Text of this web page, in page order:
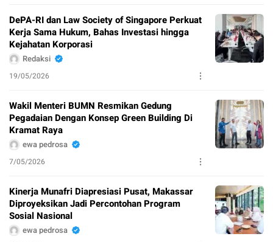
DePA-RI dan Law Society of Singapore Perkuat
Kerja Sama Hukum, Bahas Investasi hingga
Kejahatan Korporasi
Redaksi
19/05/2026
Wakil Menteri BUMN Resmikan Gedung
Pegadaian Dengan Konsep Green Building Di
Kramat Raya
ewa pedrosa
7/05/2026
Kinerja Munafri Diapresiasi Pusat, Makassar
Diproyeksikan Jadi Percontohan Program
Sosial Nasional
ewa pedrosa